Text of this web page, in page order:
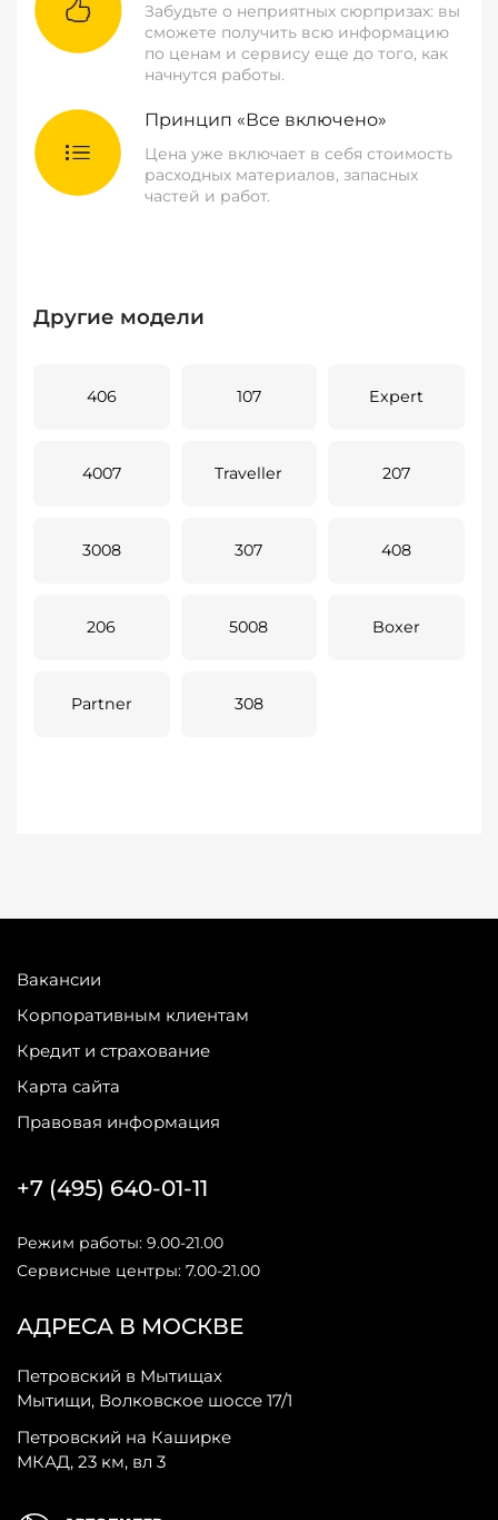
Забудьте о неприятных сюрпризах: вы
сможете получить всю информацию
по ценам и сервису еще до того, как
начнутся работы.
Принцип «Все включено»
Цена уже включает в себя стоимость
расходных материалов, запасных
частей и работ.
Другие модели
406 107 Expert
4007 Traveller 207
3008 307 408
206 5008 Boxer
Partner 308
Вакансии
Корпоративным клиентам
Кредит и страхование
Карта сайта
Правовая информация
АДРЕСА В МОСКВЕ
Петровский в Мытищах
Мытищи, Волковское шоссе 17/1
Петровский на Каширке
МКАД, 23 км, вл 3
+7 (495) 640-01-11
Режим работы: 9.00-21.00
Сервисные центры: 7.00-21.00